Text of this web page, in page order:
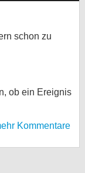
schon zu
ob ein Ereignis
Kommentare